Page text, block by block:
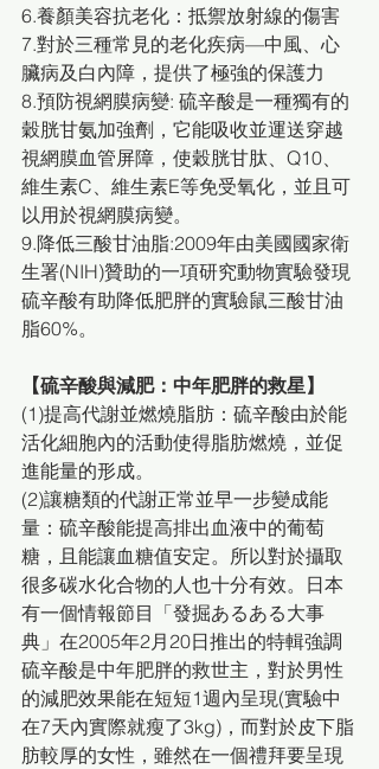
6.養顏美容抗老化：抵禦放射線的傷害
7.對於三種常見的老化疾病—中風、心
臟病及白內障，提供了極強的保護力
8.預防視網膜病變: 硫辛酸是一種獨有的
穀胱甘氨加強劑，它能吸收並運送穿越
視網膜血管屏障，使穀胱甘肽、Q10、
維生素C、維生素E等免受氧化，並且可
以用於視網膜病變。
9.降低三酸甘油脂:2009年由美國國家衛
生署(NIH)贊助的一項研究動物實驗發現
硫辛酸有助降低肥胖的實驗鼠三酸甘油
脂60%。
【硫辛酸與減肥：中年肥胖的救星】
(1)提高代謝並燃燒脂肪：硫辛酸由於能
活化細胞內的活動使得脂肪燃燒，並促
進能量的形成。
(2)讓糖類的代謝正常並早一步變成能
量：硫辛酸能提高排出血液中的葡萄
糖，且能讓血糖值安定。所以對於攝取
很多碳水化合物的人也十分有效。日本
有一個情報節目「發掘あるある大事
典」在2005年2月20日推出的特輯強調
硫辛酸是中年肥胖的救世主，對於男性
的減肥效果能在短短1週內呈現(實驗中
在7天內實際就瘦了3kg)，而對於皮下脂
肪較厚的女性，雖然在一個禮拜要呈現